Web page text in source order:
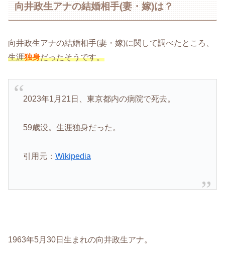
向井政生アナの結婚相手(妻・嫁)は？
向井政生アナの結婚相手(妻・嫁)に関して調べたところ、
生涯独身だったそうです。
2023年1月21日、東京都内の病院で死去。
59歳没。生涯独身だった。
引用元： Wikipedia
1963年5月30日生まれの向井政生アナ。